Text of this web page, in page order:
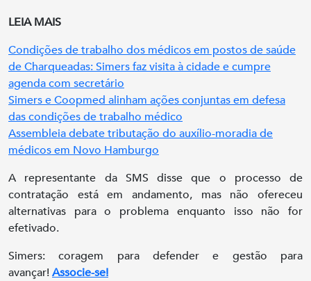
LEIA MAIS
Condições de trabalho dos médicos em postos de saúde
de Charqueadas: Simers faz visita à cidade e cumpre
agenda com secretário
Simers e Coopmed alinham ações conjuntas em defesa
das condições de trabalho médico
Assembleia debate tributação do auxílio-moradia de
médicos em Novo Hamburgo
A representante da SMS disse que o processo de
contratação está em andamento, mas não ofereceu
alternativas para o problema enquanto isso não for
efetivado.
Simers: coragem para defender e gestão para
avançar!Associe-se!